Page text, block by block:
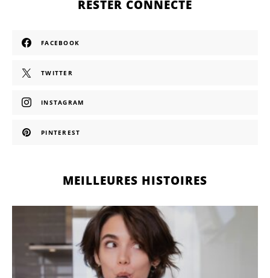
RESTER CONNECTÉ
FACEBOOK
TWITTER
INSTAGRAM
PINTEREST
MEILLEURES HISTOIRES